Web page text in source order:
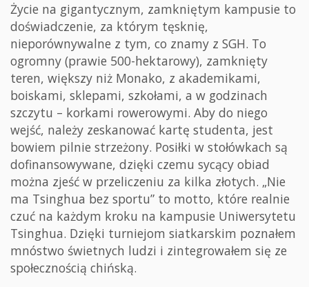
Życie na gigantycznym, zamkniętym kampusie to
doświadczenie, za którym tęsknię,
nieporównywalne z tym, co znamy z SGH. To
ogromny (prawie 500-hektarowy), zamknięty
teren, większy niż Monako, z akademikami,
boiskami, sklepami, szkołami, a w godzinach
szczytu – korkami rowerowymi. Aby do niego
wejść, należy zeskanować kartę studenta, jest
bowiem pilnie strzeżony. Posiłki w stołówkach są
dofinansowywane, dzięki czemu sycący obiad
można zjeść w przeliczeniu za kilka złotych. „Nie
ma Tsinghua bez sportu” to motto, które realnie
czuć na każdym kroku na kampusie Uniwersytetu
Tsinghua. Dzięki turniejom siatkarskim poznałem
mnóstwo świetnych ludzi i zintegrowałem się ze
społecznością chińską.